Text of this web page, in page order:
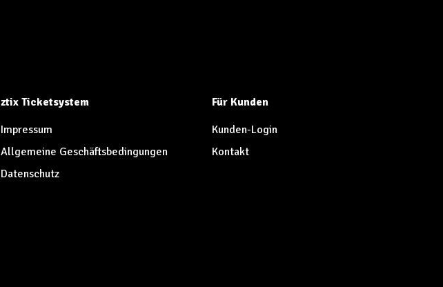
ztix Ticketsystem
Impressum
Allgemeine Geschäftsbedingungen
Datenschutz
Für Kunden
Kunden-Login
Kontakt